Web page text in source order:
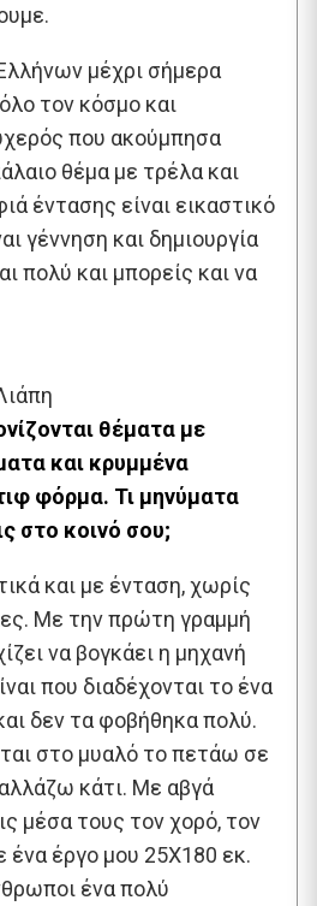
μέχρι σήμερα
τον κόσμο και
που ακούμπησα
θέμα με τρέλα και
έντασης είναι εικαστικό
γέννηση και δημιουργία
πολύ και μπορείς και να
θέματα με
και κρυμμένα
φόρμα. Τι μηνύματα
στο κοινό σου;
και με ένταση, χωρίς
Με την πρώτη γραμμή
να βογκάει η μηχανή
που διαδέχονται το ένα
δεν τα φοβήθηκα πολύ.
στο μυαλό το πετάω σε
κάτι. Με αβγά
μέσα τους τον χορό, τον
έργο μου 25Χ180 εκ.
ένα πολύ